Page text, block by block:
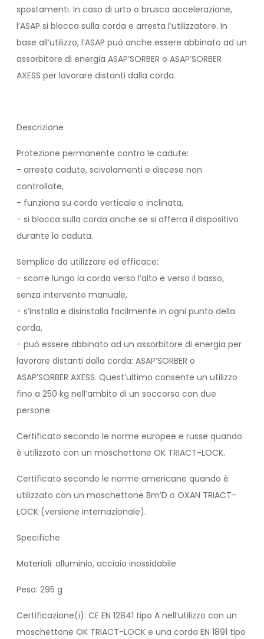
spostamenti. In caso di urto o brusca accelerazione,
l’ASAP si blocca sulla corda e arresta l’utilizzatore. In
base all’utilizzo, l’ASAP può anche essere abbinato ad un
assorbitore di energia ASAP’SORBER o ASAP’SORBER
AXESS per lavorare distanti dalla corda.
Descrizione
Protezione permanente contro le cadute:
- arresta cadute, scivolamenti e discese non
controllate,
- funziona su corda verticale o inclinata,
- si blocca sulla corda anche se si afferra il dispositivo
durante la caduta.
Semplice da utilizzare ed efficace:
- scorre lungo la corda verso l’alto e verso il basso,
senza intervento manuale,
- s’installa e disinstalla facilmente in ogni punto della
corda,
- può essere abbinato ad un assorbitore di energia per
lavorare distanti dalla corda: ASAP’SORBER o
ASAP’SORBER AXESS. Quest’ultimo consente un utilizzo
fino a 250 kg nell’ambito di un soccorso con due
persone.
Certificato secondo le norme europee e russe quando
è utilizzato con un moschettone OK TRIACT-LOCK.
Certificato secondo le norme americane quando è
utilizzato con un moschettone Bm’D o OXAN TRIACT-
LOCK (versione internazionale).
Specifiche
Materiali: alluminio, acciaio inossidabile
Peso: 295 g
Certificazione(i): CE EN 12841 tipo A nell’utilizzo con un
moschettone OK TRIACT-LOCK e una corda EN 1891 tipo